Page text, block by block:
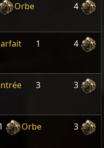
Orbe
4
1
4
3
3
Orbe
3